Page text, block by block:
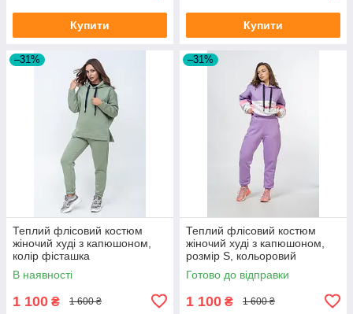
Купити Купити
–31%
Теплий флісовий костюм
жіночий худі з капюшоном,
колір фісташка
В наявності
1 100 ₴ 1 600 ₴
–31%
Теплий флісовий костюм
жіночий худі з капюшоном,
розмір S, кольоровий
(фіолетові штани)
Готово до відправки
1 100 ₴ 1 600 ₴